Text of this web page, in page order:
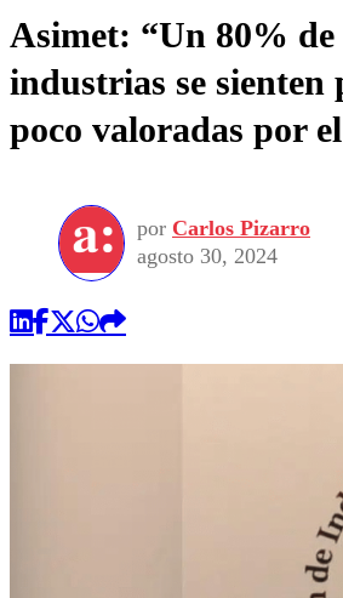
Asimet: “Un 80% de
industrias se sienten
poco valoradas por
por Carlos Pizarro
agosto 30, 2024